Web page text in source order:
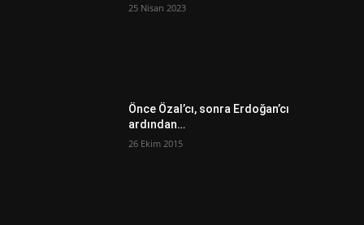
25 Nisan 2023
Önce Özal’cı, sonra Erdoğan’cı
ardından…
26 Ekim 2015